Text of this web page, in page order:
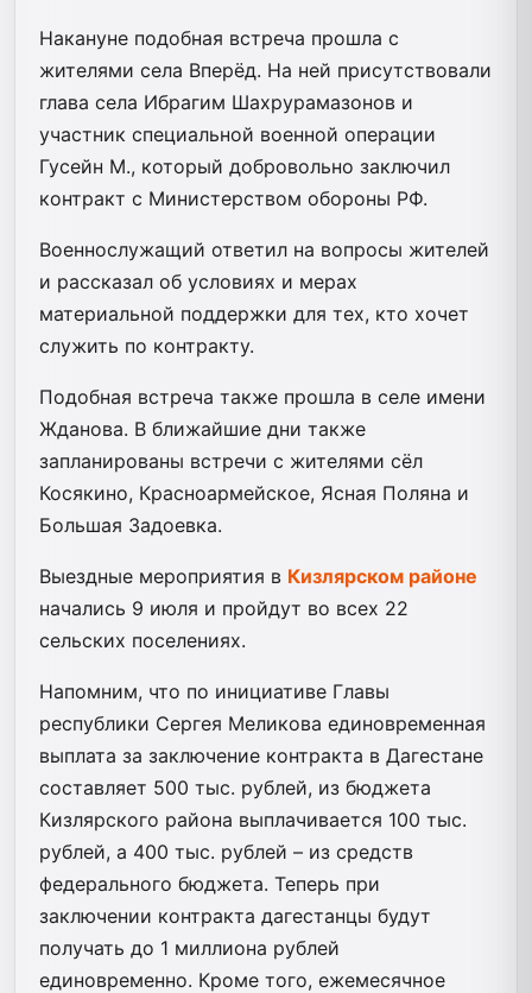
Накануне подобная встреча прошла с
жителями села Вперёд. На ней присутствовали
глава села Ибрагим Шахрурамазонов и
участник специальной военной операции
Гусейн М., который добровольно заключил
контракт с Министерством обороны РФ.
Военнослужащий ответил на вопросы жителей
и рассказал об условиях и мерах
материальной поддержки для тех, кто хочет
служить по контракту.
Подобная встреча также прошла в селе имени
Жданова. В ближайшие дни также
запланированы встречи с жителями сёл
Косякино, Красноармейское, Ясная Поляна и
Большая Задоевка.
Выездные мероприятия в Кизлярском районе
начались 9 июля и пройдут во всех 22
сельских поселениях.
Напомним, что по инициативе Главы
республики Сергея Меликова единовременная
выплата за заключение контракта в Дагестане
составляет 500 тыс. рублей, из бюджета
Кизлярского района выплачивается 100 тыс.
рублей, а 400 тыс. рублей – из средств
федерального бюджета. Теперь при
заключении контракта дагестанцы будут
получать до 1 миллиона рублей
единовременно. Кроме того, ежемесячное